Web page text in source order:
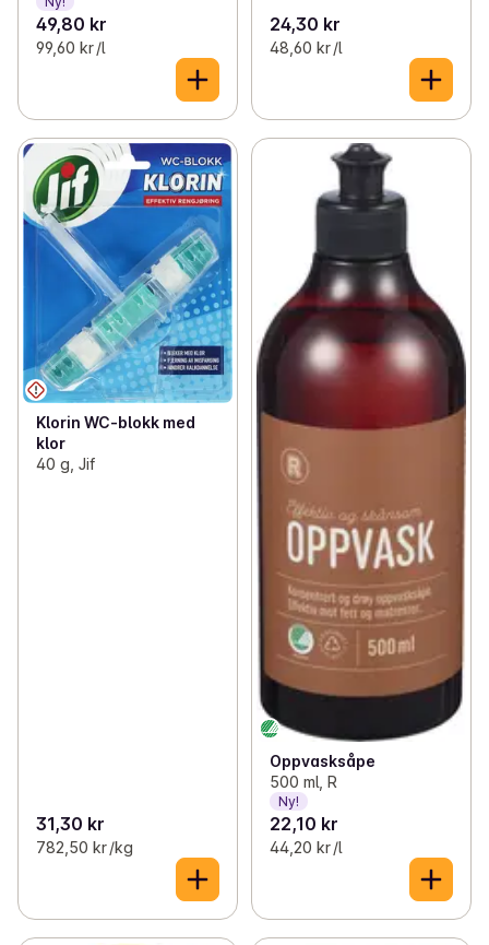
49,80 kr
99,60 kr /l
24,30 kr
48,60 kr /l
Klorin WC-blokk med
klor
40 g, Jif
31,30 kr
782,50 kr /kg
Oppvasksåpe
500 ml, R
Ny!
22,10 kr
44,20 kr /l